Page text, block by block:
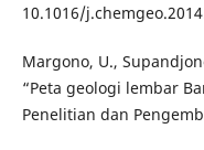
10.1016/
Margono, U.,
“Peta geologi lembar
Penelitian dan